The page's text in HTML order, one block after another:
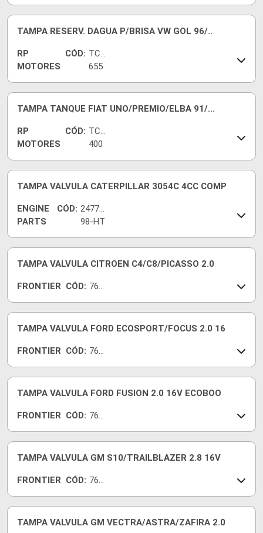
TAMPA RESERV. DAGUA P/BRISA VW GOL 96/..
RP
MOTORES
CÓD: TC-
655
TAMPA TANQUE FIAT UNO/PREMIO/ELBA 91/...
RP
MOTORES
CÓD: TC-
400
TAMPA VALVULA CATERPILLAR 3054C 4CC COMP
ENGINE
PARTS
CÓD: 24777
98-HT
TAMPA VALVULA CITROEN C4/C8/PICASSO 2.0
FRONTIER CÓD: 761
TAMPA VALVULA FORD ECOSPORT/FOCUS 2.0 16
FRONTIER CÓD: 769
TAMPA VALVULA FORD FUSION 2.0 16V ECOBOO
FRONTIER CÓD: 769
TAMPA VALVULA GM S10/TRAILBLAZER 2.8 16V
FRONTIER CÓD: 769
TAMPA VALVULA GM VECTRA/ASTRA/ZAFIRA 2.0